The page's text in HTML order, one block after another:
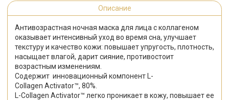
Описание
Антивозрастная ночная маска для лица с коллагеном
оказывает интенсивный уход во время сна, улучшает
текстуру и качество кожи: повышает упругость, плотность,
насыщает влагой, дарит сияние, противостоит
возрастным изменениям.
Содержит инновационный компонент
-
Collagen Activator™, 80%.
-Collagen Activator™ легко проникает в кожу, повышает ее